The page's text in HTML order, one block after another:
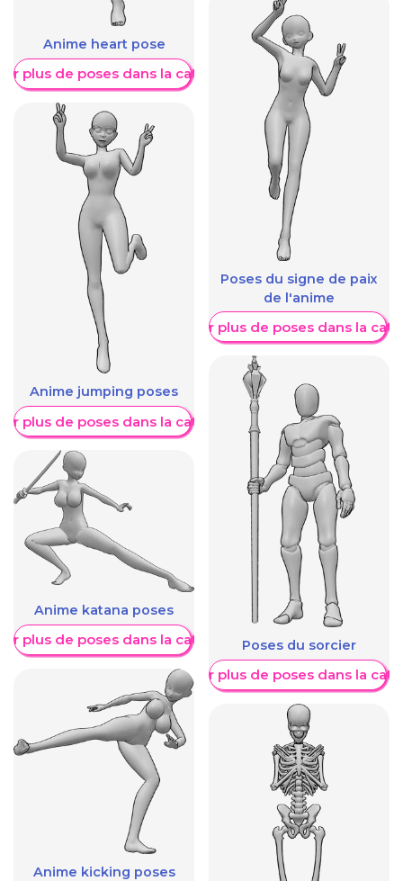
Anime heart pose
plus de poses dans la catégorie
Anime jumping poses
plus de poses dans la catégorie
Anime katana poses
plus de poses dans la catégorie
Anime kicking poses
Poses du signe de paix
de l'anime
Afficher plus de poses dans la
Poses du sorcier
Afficher plus de poses dans la